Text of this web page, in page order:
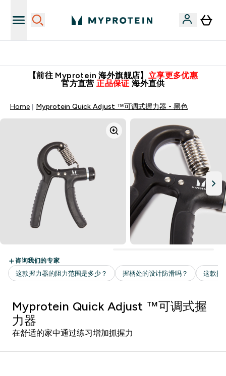
【前往 Myprotein 海外旗舰店】 立享更多优惠
官方直营 正品保证 海外直供
Home Myprotein Quick Adjust ™可调式握力器 - 黑色
Myprotein Quick Adjust ™可调式握
力器
在舒适的家中通过练习增加抓握力